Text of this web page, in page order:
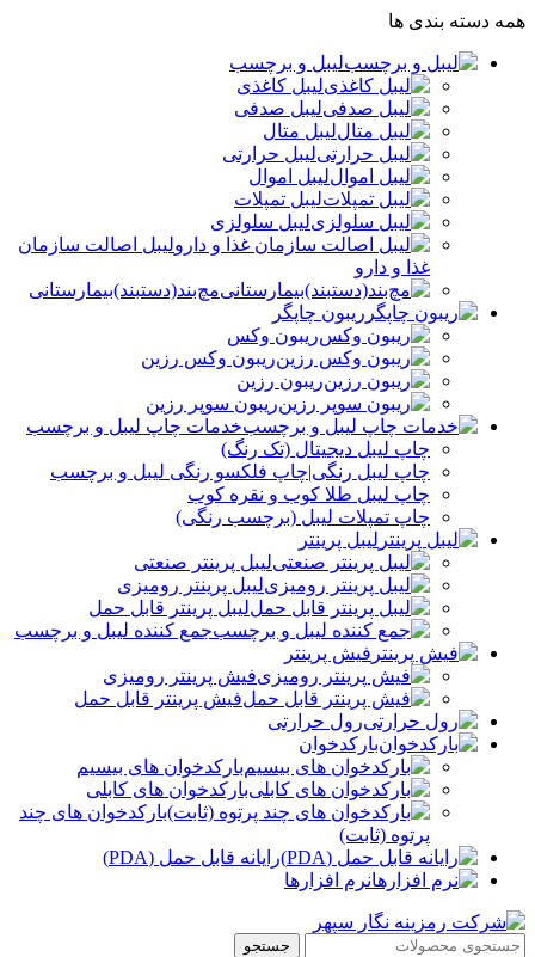
همه دسته بندی ها
لیبل و برچسب
لیبل کاغذی
لیبل صدفی
لیبل متال
لیبل حرارتی
لیبل اموال
لیبل تمپلات
لیبل سلولزی
لیبل اصالت سازمان
غذا و دارو
مچ‌بند(دستبند)بیمارستانی
ریبون چاپگر
ریبون وکس
ریبون وکس رزین
ریبون رزین
ریبون سوپر رزین
خدمات چاپ لیبل و برچسب
چاپ لیبل دیجیتال (تک رنگ)
چاپ لیبل رنگی|چاپ فلکسو رنگی لیبل و برچسب
چاپ لیبل طلا کوب و نقره‌ کوب
چاپ تمپلات لیبل (برچسب رنگی)
لیبل پرینتر
لیبل پرینتر صنعتی
لیبل پرینتر رومیزی
لیبل پرینتر قابل حمل
جمع کننده لیبل و برچسب
فیش پرینتر
فیش پرینتر رومیزی
فیش پرینتر قابل حمل
رول حرارتی
بارکدخوان
بارکدخوان های بیسیم
بارکدخوان های کابلی
بارکدخوان های چند
پرتوه (ثابت)
رایانه قابل حمل (PDA)
نرم افزارها
جستجو